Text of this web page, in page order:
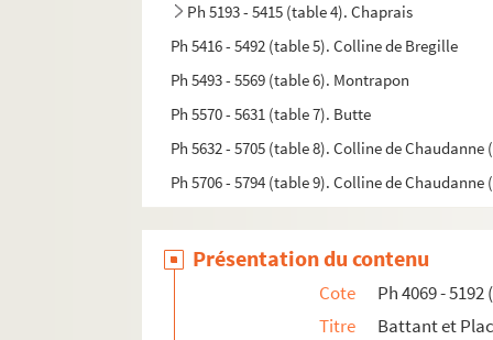
Ph 5193 - 5415 (table 4). Chaprais
Ph 5416 - 5492 (table 5). Colline de Bregille
Ph 5493 - 5569 (table 6). Montrapon
Ph 5570 - 5631 (table 7). Butte
Ph 5632 - 5705 (table 8). Colline de Chaudanne
Ph 5706 - 5794 (table 9). Colline de Chaudanne
Présentation du contenu
Cote
Ph 4069 -
Titre
Battant et